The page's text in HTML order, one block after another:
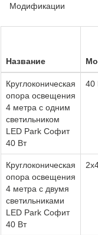
Модификации
Название
Круглоконическая
опора освещения
4 метра с одним
светильником
LED Park Софит
40 Вт
40
Круглоконическая
опора освещения
4 метра с двумя
светильниками
LED Park Софит
40 Вт